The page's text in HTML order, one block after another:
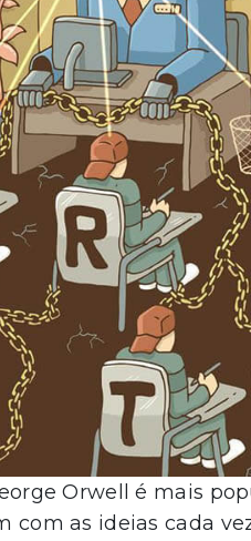
Orwell é mais
com as ideias cada